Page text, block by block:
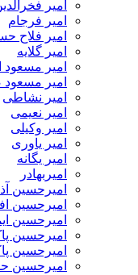
امیر فخرالدین
امیر فرجام
امیر فلاح حسینی
امیر گلایه
امیر مسعود امیری
امیر مسعود صدیق
امیر نشاطی
امیر نعیمی
امیر وکیلی
امیر یاوری
امیر یگانه
امیربهادر
امیرحسین آذری
امیرحسین افتخاری
امیرحسین ایمانی
امیرحسین پاک نهاد
امیرحسین پاکنهاد
امیرحسین حسینی